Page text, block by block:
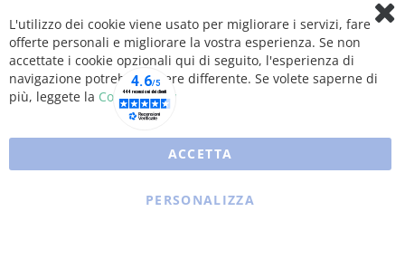
L'utilizzo dei cookie viene usato per migliorare i servizi, fare
offerte personali e migliorare la vostra esperienza. Se non
accettate i cookie opzionali qui di seguito, l'esperienza di
navigazione potrebbe essere differente. Se volete saperne di
più, leggete la Cookie Policy
ACCETTA
PERSONALIZZA